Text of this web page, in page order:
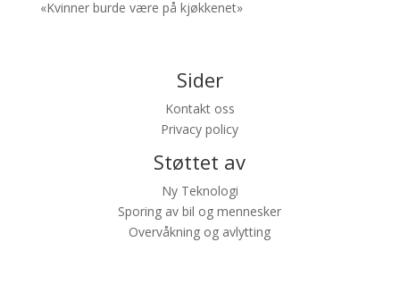
«Kvinner burde være på kjøkkenet»
Sider
Kontakt oss
Privacy policy
Støttet av
Ny Teknologi
Sporing av bil og mennesker
Overvåkning og avlytting